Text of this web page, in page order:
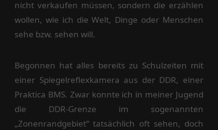
nicht verkaufen müssen, sondern die erzählen
wollen, wie ich die Welt, Dinge oder Menschen
sehe bzw. sehen will.
Begonnen hat alles bereits zu Schulzeiten mit
einer Spiegelreflexkamera aus der DDR, einer
Praktica BMS. Zwar konnte ich in meiner Jugend
die DDR-Grenze im sogenannten
„Zonenrandgebiet“ tatsächlich oft sehen, doch